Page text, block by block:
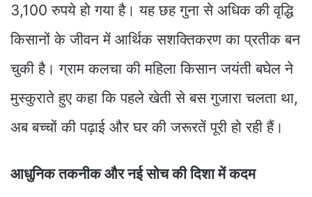
3,100 रुपये हो गया है। यह छह गुना से अधिक की वृद्धि
किसानों के जीवन में आर्थिक सशक्तिकरण का प्रतीक बन
चुकी है। ग्राम कलचा की महिला किसान जयंती बघेल ने
मुस्कुराते हुए कहा कि पहले खेती से बस गुजारा चलता था,
अब बच्चों की पढ़ाई और घर की जरूरतें पूरी हो रही हैं।
आधुनिक तकनीक और नई सोच की दिशा में कदम